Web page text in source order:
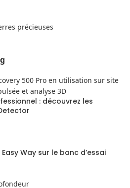
précieuses
: découvrez les
Way sur le banc d’essai